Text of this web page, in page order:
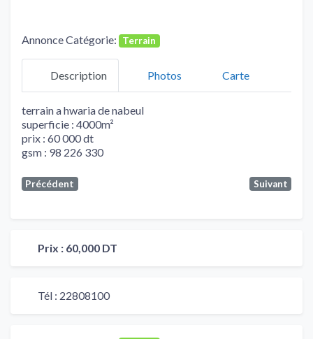
Annonce Catégorie: Terrain
Description Photos Carte
terrain a hwaria de nabeul
superficie : 4000m²
prix : 60 000 dt
gsm : 98 226 330
Précédent Suivant
Prix : 60,000 DT
Tél : 22808100